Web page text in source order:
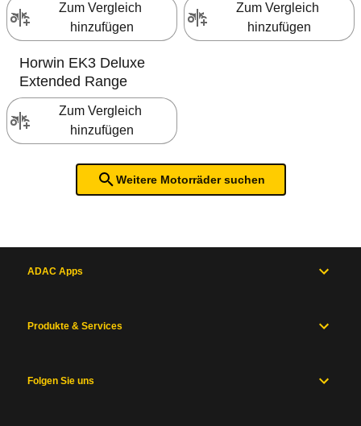
Zum Vergleich
hinzufügen
Zum Vergleich
hinzufügen
Horwin EK3 Deluxe
Extended Range
Zum Vergleich
hinzufügen
Weitere Motorräder suchen
ADAC Apps
Produkte & Services
Folgen Sie uns